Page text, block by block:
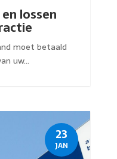
lossen
moet betaald
uw...
23
JAN